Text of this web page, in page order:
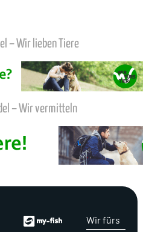
– Wir lieben Tiere
– Wir vermitteln
Wir fürs